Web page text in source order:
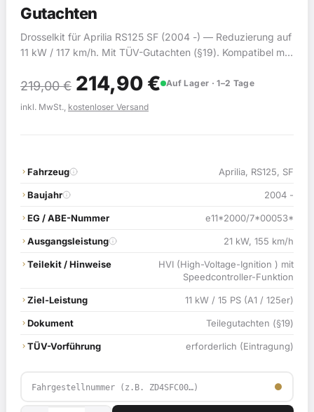
Gutachten
Drosselkit für Aprilia RS125 SF (2004 -) — Reduzierung auf
11 kW / 117 km/h. Mit TÜV-Gutachten (§19). Kompatibel mit
219,00€ Ursprünglicher
Preis
219,00 €
214,90 €Aktueller
214,90 €.
Auf Lager · 1–2 Tage
inkl. MwSt., kostenloser Versand
Fahrzeug Aprilia, RS125, SF
Baujahr 2004 -
EG / ABE-Nummer e11*2000/7*00053*
Ausgangsleistung 21 kW, 155 km/h
Teilekit / Hinweise
HVI (High-Voltage-Ignition ) mit
Speedcontroller-Funktion
Ziel-Leistung 11 kW / 15 PS (A1 / 125er)
Dokument Teilegutachten (§19)
TÜV-Vorführung erforderlich (Eintragung)